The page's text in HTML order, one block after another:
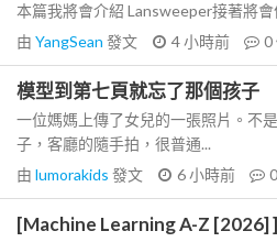
本篇我將會介紹 Lansweeper接著將會
由 YangSean 發文 4 小時前 0
模型到第七頁就忘了那個孩子
一位媽媽上傳了女兒的一張照片。不
子，客廳的隨手拍，很普通...
由 lumorakids 發文 6 小時前 0
[Machine Learning A-Z [2026]